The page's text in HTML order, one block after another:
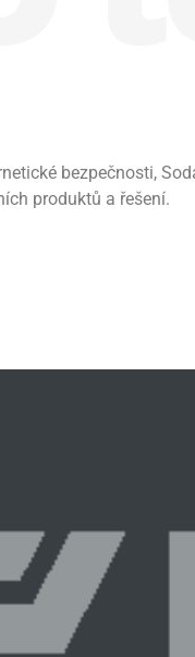
bezpečnosti,
produktů a řešení.